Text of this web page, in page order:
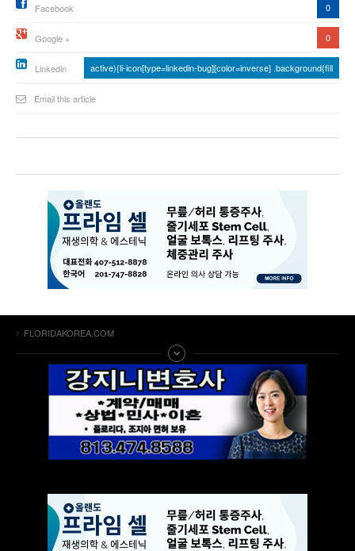
Facebook 0
Google + 0
Linkedin active){li-icon[type=linkedin-bug][color=inverse] .background{fill
Email this article
FLORIDAKOREA.COM